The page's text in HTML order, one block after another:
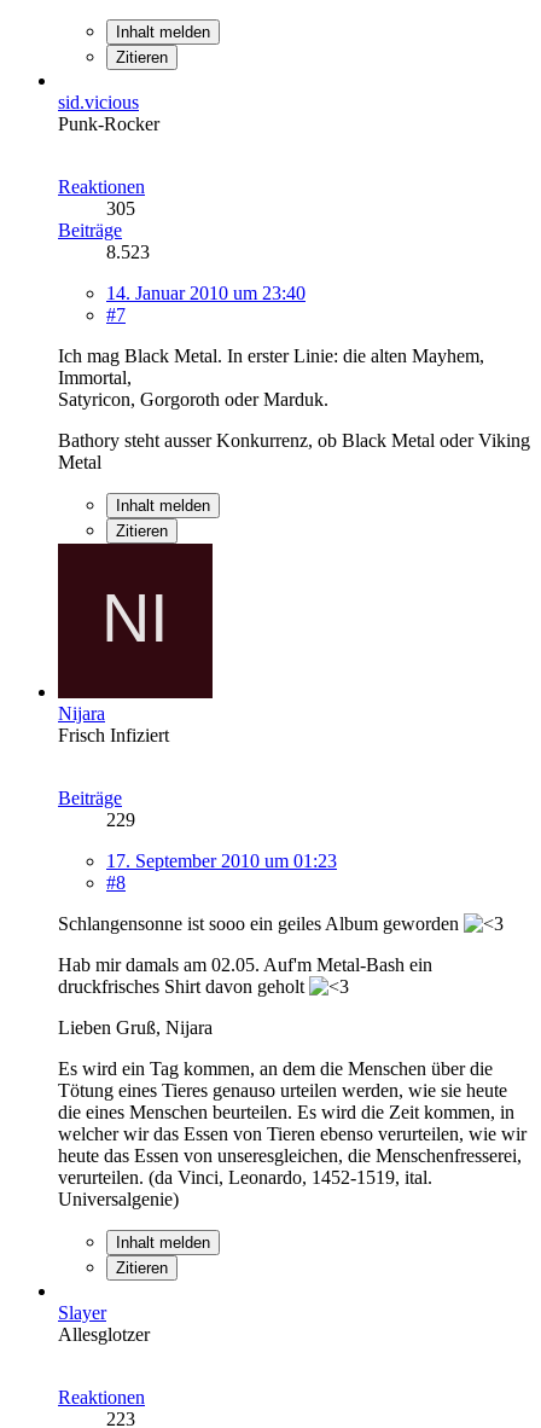
Inhalt melden
Zitieren
sid.vicious
Punk-Rocker
Reaktionen
305
Beiträge
8.523
14. Januar 2010 um 23:40
#7
Ich mag Black Metal. In erster Linie: die alten Mayhem,
Immortal,
Satyricon, Gorgoroth oder Marduk.
Bathory steht ausser Konkurrenz, ob Black Metal oder Viking
Metal
Inhalt melden
Zitieren
Nijara
Frisch Infiziert
Beiträge
229
17. September 2010 um 01:23
#8
Schlangensonne ist sooo ein geiles Album geworden
Hab mir damals am 02.05. Auf'm Metal-Bash ein
druckfrisches Shirt davon geholt
Lieben Gruß, Nijara
Es wird ein Tag kommen, an dem die Menschen über die
Tötung eines Tieres genauso urteilen werden, wie sie heute
die eines Menschen beurteilen. Es wird die Zeit kommen, in
welcher wir das Essen von Tieren ebenso verurteilen, wie wir
heute das Essen von unseresgleichen, die Menschenfresserei,
verurteilen. (da Vinci, Leonardo, 1452-1519, ital.
Universalgenie)
Inhalt melden
Zitieren
Slayer
Allesglotzer
Reaktionen
223